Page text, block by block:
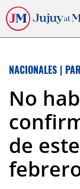
NACIONALES |
No
de